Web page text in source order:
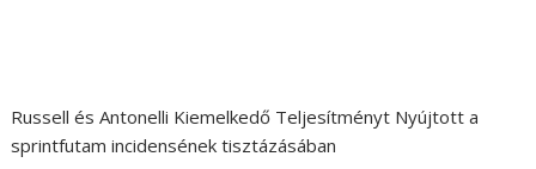
Russell és Antonelli Kiemelkedő Teljesítményt Nyújtott a
sprintfutam incidensének tisztázásában